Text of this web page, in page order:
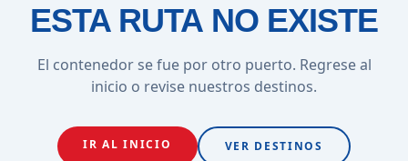
ESTA RUTA NO EXISTE
El contenedor se fue por otro puerto. Regrese al
inicio o revise nuestros destinos.
IR AL INICIO VER DESTINOS